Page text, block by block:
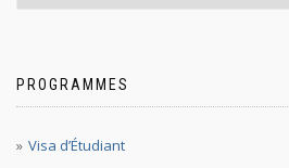
PROGRAMMES
Visa d’Étudiant